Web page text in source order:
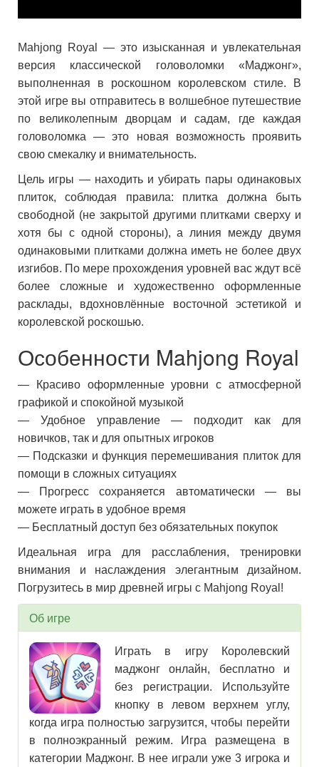
Mahjong Royal — это изысканная и увлекательная
версия классической головоломки «Маджонг»,
выполненная в роскошном королевском стиле. В
этой игре вы отправитесь в волшебное путешествие
по великолепным дворцам и садам, где каждая
головоломка — это новая возможность проявить
свою смекалку и внимательность.
Цель игры — находить и убирать пары одинаковых
плиток, соблюдая правила: плитка должна быть
свободной (не закрытой другими плитками сверху и
хотя бы с одной стороны), а линия между двумя
одинаковыми плитками должна иметь не более двух
изгибов. По мере прохождения уровней вас ждут всё
более сложные и художественно оформленные
расклады, вдохновлённые восточной эстетикой и
королевской роскошью.
Особенности Mahjong Royal
— Красиво оформленные уровни с атмосферной
графикой и спокойной музыкой
— Удобное управление — подходит как для
новичков, так и для опытных игроков
— Подсказки и функция перемешивания плиток для
помощи в сложных ситуациях
— Прогресс сохраняется автоматически — вы
можете играть в удобное время
— Бесплатный доступ без обязательных покупок
Идеальная игра для расслабления, тренировки
внимания и наслаждения элегантным дизайном.
Погрузитесь в мир древней игры с Mahjong Royal!
Об игре
Играть в игру Королевский
маджонг онлайн, бесплатно и
без регистрации. Используйте
кнопку в левом верхнем углу,
когда игра полностью загрузится, чтобы перейти
в полноэкранный режим. Игра размещена в
категории Маджонг. В нее играли уже 3 игрока и